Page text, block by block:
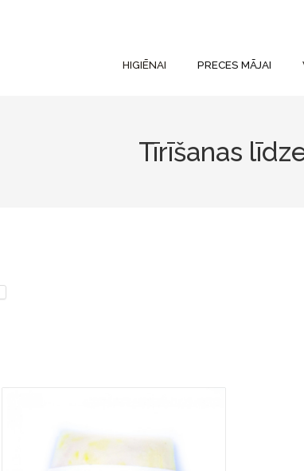
HIGIĒNAI PRECES MĀJAI
Tīrīšanas